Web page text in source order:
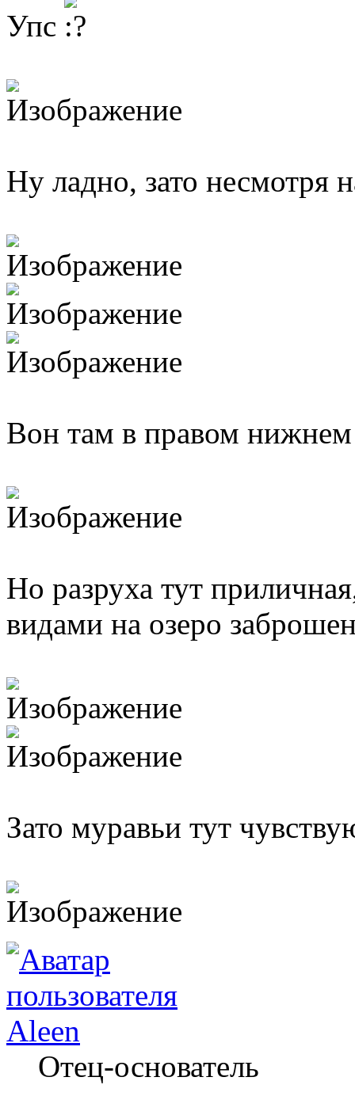
Упс
Ну ладно, зато несмотря
Вон там в правом
Но разруха тут
видами на озеро
Зато муравьи тут
Aleen
Отец-основатель